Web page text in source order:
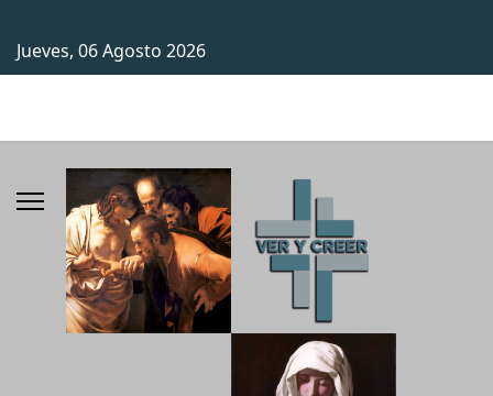
Jueves, 06 Agosto 2026